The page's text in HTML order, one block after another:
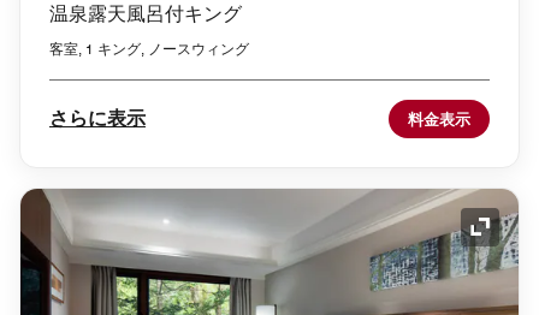
温泉露天風呂付キング
客室, 1 キング, ノースウィング
さらに表示 料金表示
アイ